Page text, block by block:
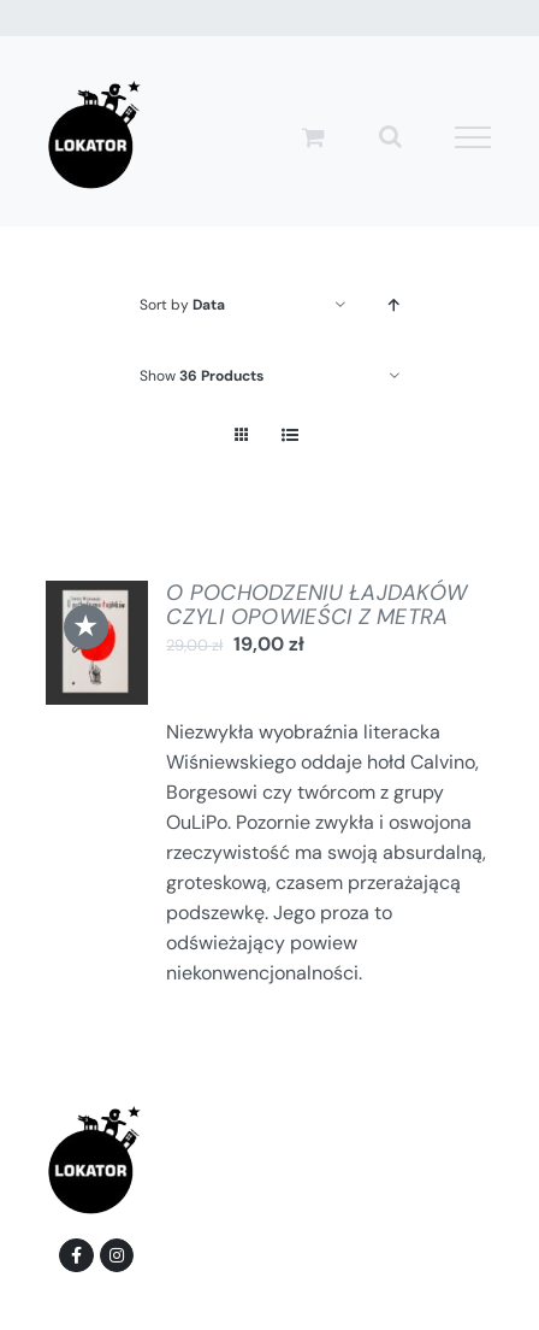
zawartości
Sort byData
Show36 Products
★
DODAJ
DO
KOSZYKA
/
SZCZEGÓŁY
O POCHODZENIU ŁAJDAKÓW
CZYLI OPOWIEŚCI Z METRA
29,00zł 19,00zł
Niezwykła wyobraźnia literacka
Wiśniewskiego oddaje hołd Calvino,
Borgesowi czy twórcom z grupy
OuLiPo. Pozornie zwykła i oswojona
rzeczywistość ma swoją absurdalną,
groteskową, czasem przerażającą
podszewkę. Jego proza to
odświeżający powiew
niekonwencjonalności.